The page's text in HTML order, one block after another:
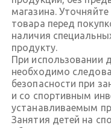
магазина.
товара перед
наличия
продукту.
При использовании
необходимо
безопасности при
и со спортивным
устанавливаемым
Занятия детей на